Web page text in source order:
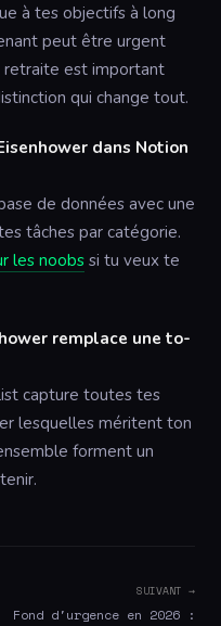
à tes objectifs à long
peut être urgent
retraite est important
qui change tout.
dans Notion
de données avec une
tâches par catégorie.
les noobs si tu veux te
remplace une to-
capture toutes tes
lesquelles méritent ton
forment un
SUIVANT →
Fond d'urgence en 2026 :